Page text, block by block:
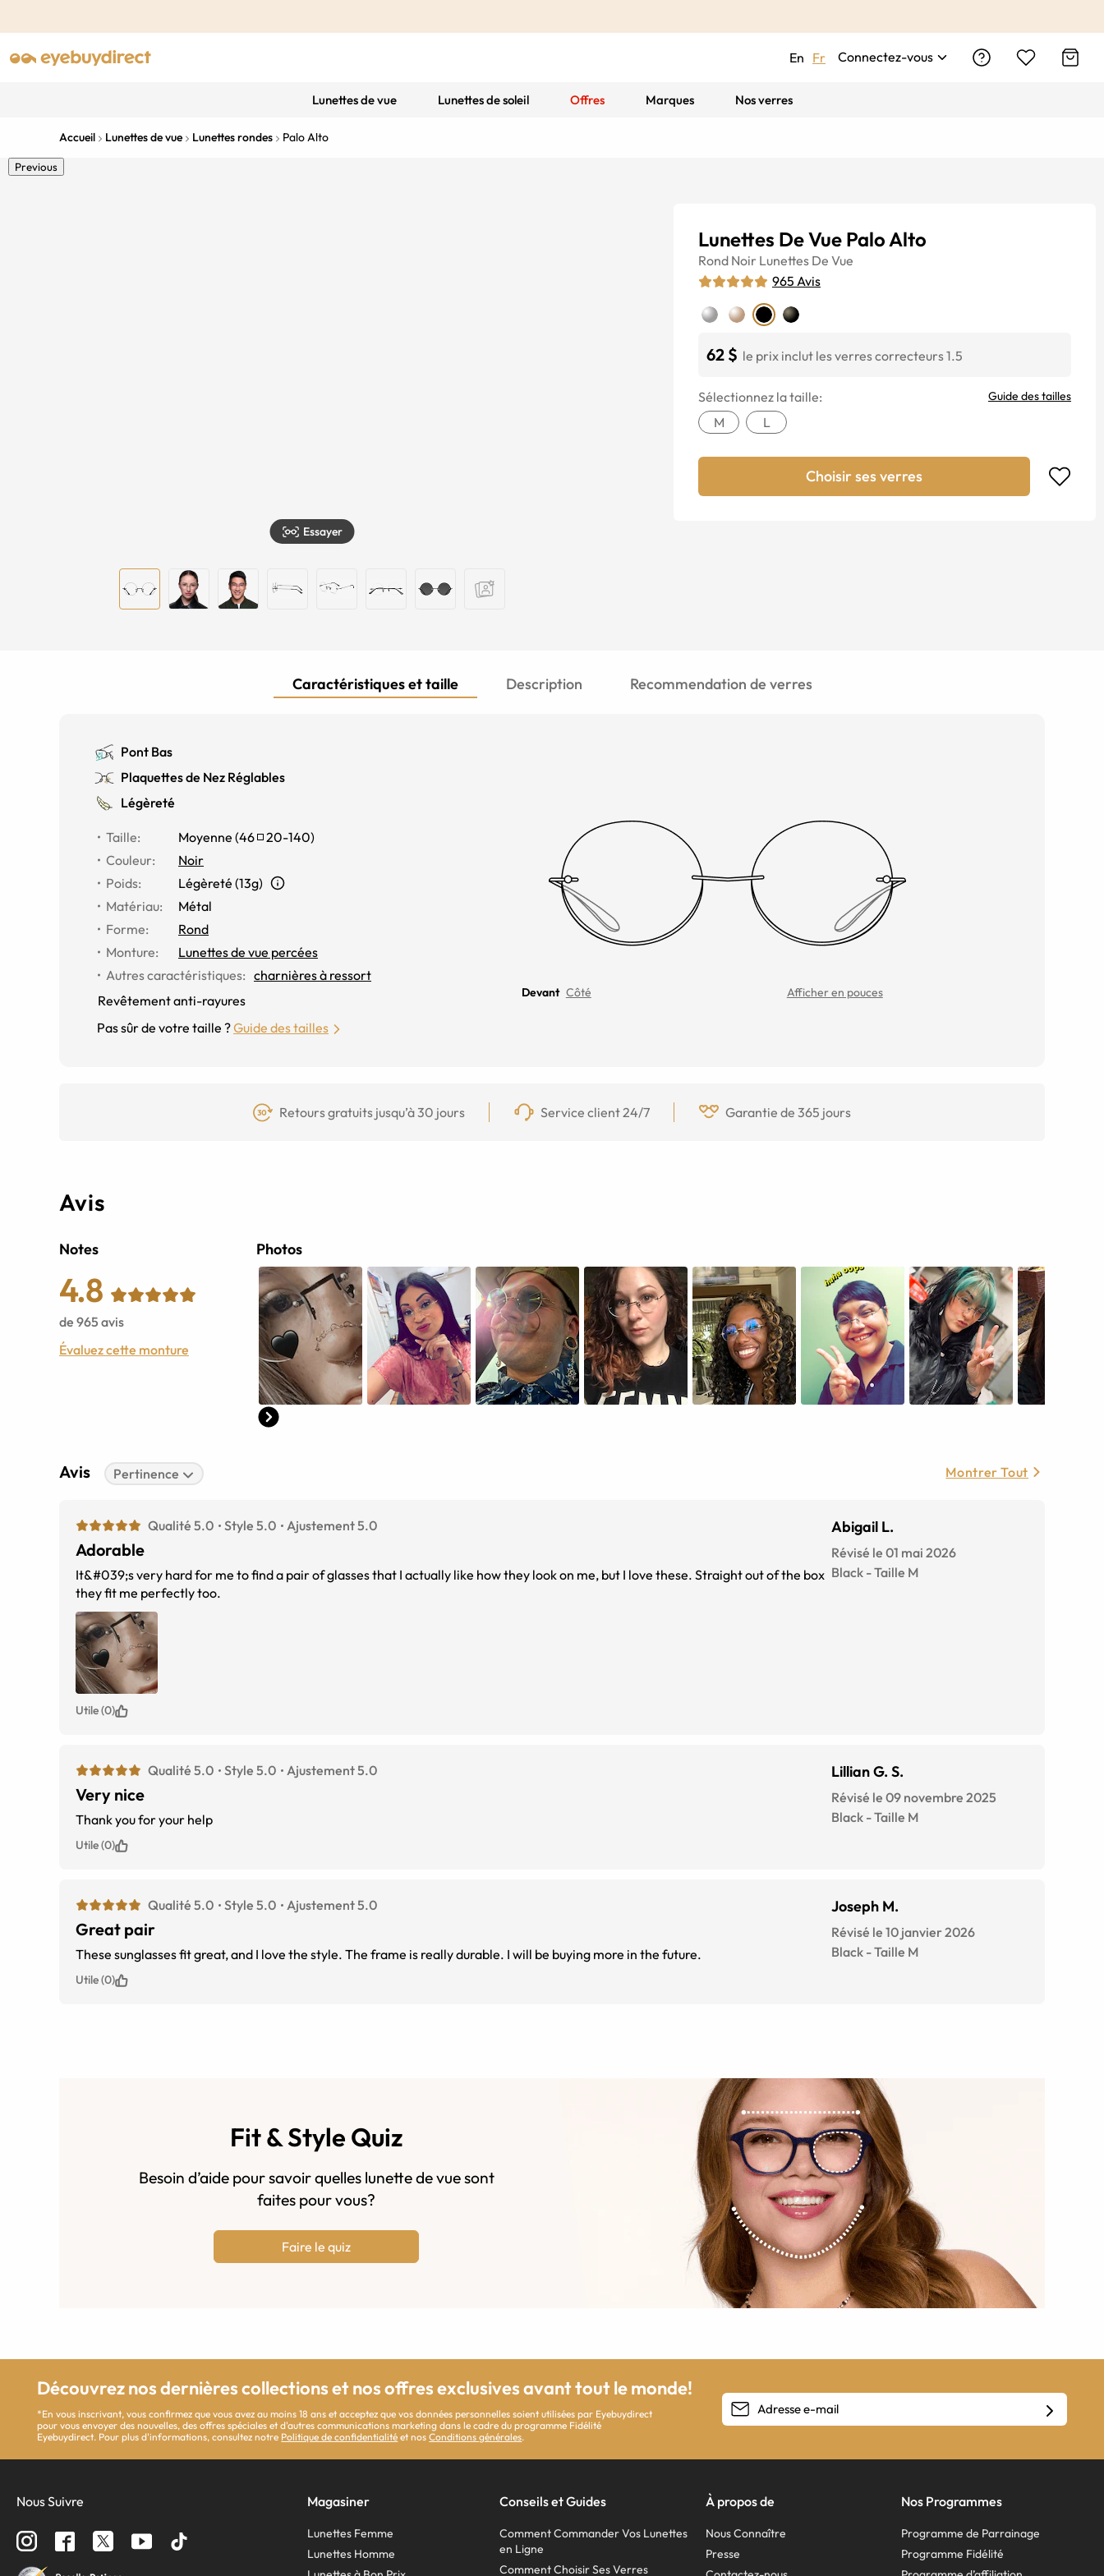
En Fr Connectez-vous
Lunettes de vue Lunettes de soleil Offres Marques Nos verres
Accueil Lunettes de vue Lunettes rondes Palo Alto
Previous
Essayer
Lunettes De Vue Palo Alto
Rond Noir Lunettes De Vue
965 Avis
62 $ le prix inclut les verres correcteurs 1.5
Sélectionnez la taille: Guide des tailles
M L
Choisir ses verres
Caractéristiques et taille Description Recommendation de verres
Pont Bas
Plaquettes de Nez Réglables
Légèreté
Taille: Moyenne (46 20-140)
Couleur:
Noir
Poids:
Légèreté (13g)
Matériau:
Métal
Forme:
Rond
Monture:
Lunettes de vue percées
Autres caractéristiques: charnières à ressort
Revêtement anti-rayures
Pas sûr de votre taille ?Guide des tailles
Devant Côté Afficher en pouces
Retours gratuits jusqu’à 30 jours Service client 24/7 Garantie de 365 jours
Avis
Notes
4.8
de 965 avis
Évaluez cette monture
Photos
Avis Pertinence Montrer Tout
Qualité 5.0 Style 5.0 Ajustement 5.0
Adorable
It&#039;s very hard for me to find a pair of glasses that I actually like how they look on me, but I love these. Straight out of the box
they fit me perfectly too.
Abigail L.
Révisé le 01 mai 2026
Black -Taille M
Utile (0)
Qualité 5.0 Style 5.0 Ajustement 5.0
Very nice
Thank you for your help
Lillian G. S.
Révisé le 09 novembre 2025
Black -Taille M
Utile (0)
Qualité 5.0 Style 5.0 Ajustement 5.0
Great pair
These sunglasses fit great, and I love the style. The frame is really durable. I will be buying more in the future.
Joseph M.
Révisé le 10 janvier 2026
Black -Taille M
Utile (0)
Fit & Style Quiz
Besoin d’aide pour savoir quelles lunette de vue sont
faites pour vous?
Faire le quiz
Découvrez nos dernières collections et nos offres exclusives avant tout le monde!
*En vous inscrivant, vous confirmez que vous avez au moins 18 ans et acceptez que vos données personnelles soient utilisées par Eyebuydirect
pour vous envoyer des nouvelles, des offres spéciales et d'autres communications marketing dans le cadre du programme Fidélité
Eyebuydirect. Pour plus d'informations, consultez notre Politique de confidentialité et nosConditions générales.
Nous Suivre Magasiner
Lunettes Femme
Lunettes Homme
Conseils et Guides
Comment Commander Vos Lunettes
en Ligne
Comment Choisir Ses Verres
À propos de
Nous Connaître
Presse
Nos Programmes
Programme de Parrainage
Programme Fidélité